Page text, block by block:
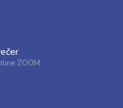
ZOOM